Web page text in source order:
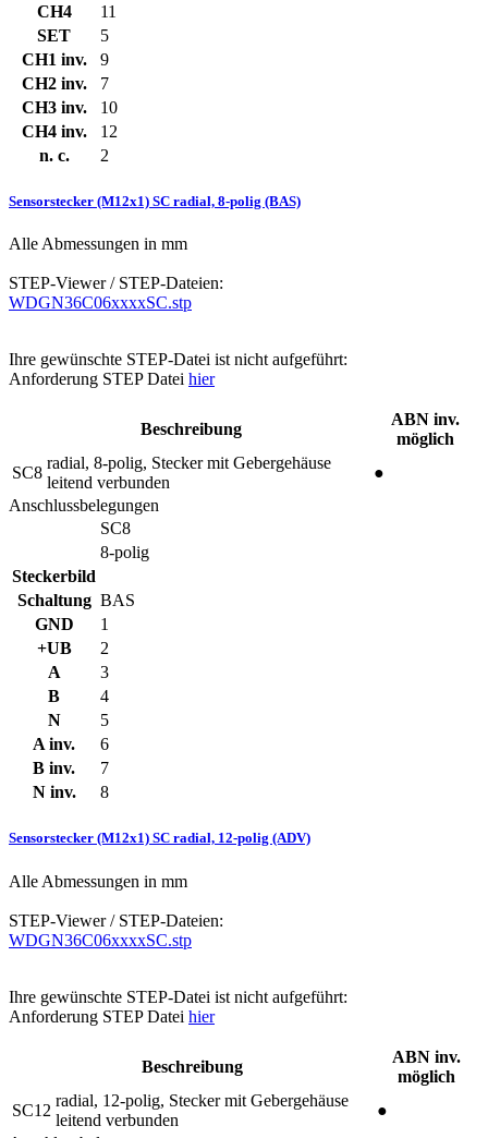
CH4
11
SET
5
CH1 inv.
9
CH2 inv.
7
CH3 inv.
10
CH4 inv.
12
n. c.
2
Sensorstecker (M12x1) SC radial, 8-polig (BAS)
Alle Abmessungen in mm
STEP-Viewer / STEP-Dateien:
WDGN36C06xxxxSC.stp
Ihre gewünschte STEP-Datei ist nicht aufgeführt:
Anforderung STEP Datei hier
Beschreibung
ABN inv.
möglich
SC8
radial, 8-polig, Stecker mit Gebergehäuse
leitend verbunden
●
Anschlussbelegungen
SC8
8-polig
Steckerbild
Schaltung BAS
GND
1
+UB
2
A
3
B
4
N
5
A inv.
6
B inv.
7
N inv.
8
Sensorstecker (M12x1) SC radial, 12-polig (ADV)
Alle Abmessungen in mm
STEP-Viewer / STEP-Dateien:
WDGN36C06xxxxSC.stp
Ihre gewünschte STEP-Datei ist nicht aufgeführt:
Anforderung STEP Datei hier
Beschreibung
ABN inv.
möglich
SC12
radial, 12-polig, Stecker mit Gebergehäuse
leitend verbunden
●